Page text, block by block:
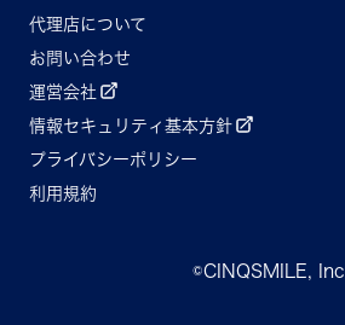
代理店について
お問い合わせ
運営会社
情報セキュリティ基本方針
プライバシーポリシー
利用規約
©CINQSMILE, Inc.